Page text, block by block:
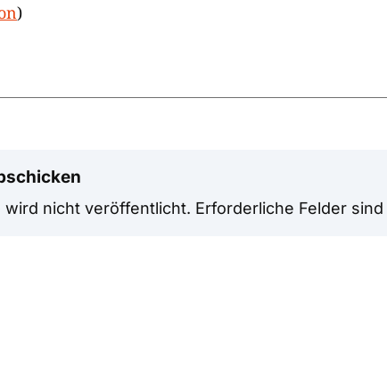
)
wird nicht veröffentlicht. Erforderliche Felder sind